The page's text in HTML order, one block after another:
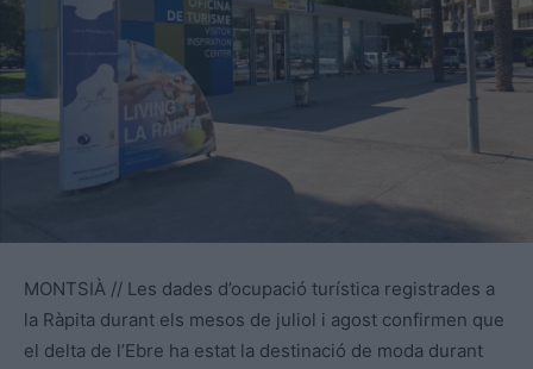
MONTSIÀ // Les dades d’ocupació turística registrades a
la Ràpita durant els mesos de juliol i agost confirmen que
el delta de l’Ebre ha estat la destinació de moda durant